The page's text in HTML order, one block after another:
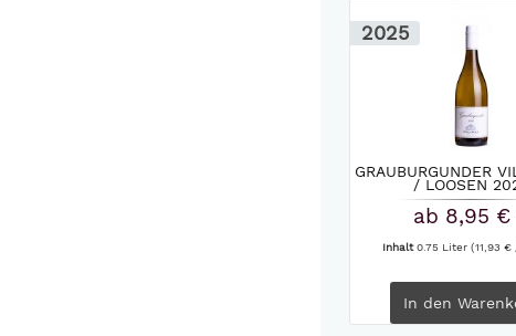
2025
GRAUBURGUNDER
/ LOOSEN
ab 8,95
Inhalt0.75 Liter (11,93 €
In den